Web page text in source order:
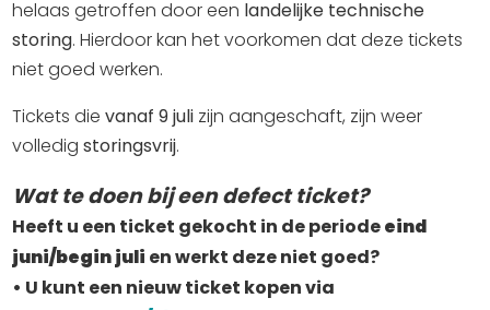
helaas getroffen door een landelijke technische
storing. Hierdoor kan het voorkomen dat deze tickets
niet goed werken.
Tickets die vanaf 9 juli zijn aangeschaft, zijn weer
volledig storingsvrij.
Wat te doen bij een defect ticket?
Heeft u een ticket gekocht in de periode eind
juni/begin juli en werkt deze niet goed?